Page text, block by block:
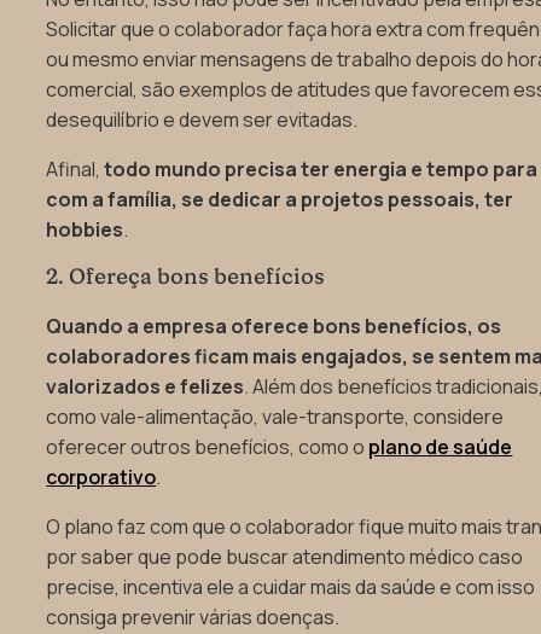
Solicitar que o colaborador faça hora extra com
ou mesmo enviar mensagens de trabalho depois do
comercial, são exemplos de atitudes que favorecem
desequilíbrio e devem ser evitadas.
Afinal,todo mundo precisa ter energia e tempo
com a família, se dedicar a projetos pessoais, ter
hobbies.
2. Ofereça bons benefícios
Quando a empresa oferece bons benefícios, os
colaboradores ficam mais engajados, se sentem
valorizados e felizes. Além dos benefícios
como vale-alimentação, vale-transporte, considere
oferecer outros benefícios, como o plano de saúde
corporativo.
O plano faz com que o colaborador fique muito mais
por saber que pode buscar atendimento médico caso
precise, incentiva ele a cuidar mais da saúde e com isso
consiga prevenir várias doenças.